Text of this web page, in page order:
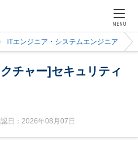
MENU
ITエンジニア・システムエンジニア
チャー]セキュリティ
日：2026年08月07日